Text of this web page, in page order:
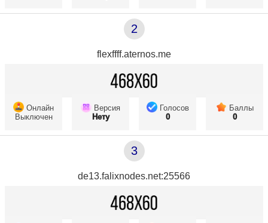
2
flexffff.aternos.me
Онлайн
Выключен
Версия
Нету
Голосов
0
Баллы
0
3
de13.falixnodes.net:25566